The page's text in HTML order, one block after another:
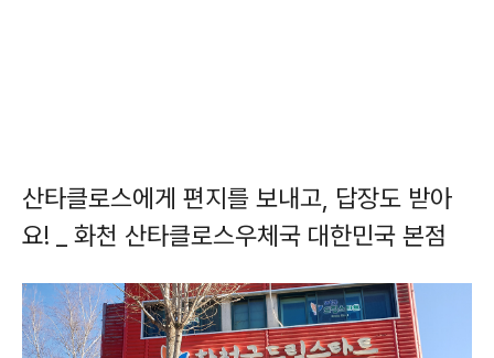
산타클로스에게 편지를 보내고, 답장도 받아
요! _ 화천 산타클로스우체국 대한민국 본점